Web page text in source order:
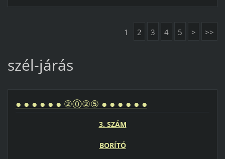
1 2 3 4 5 > >>
szél-járás
● ● ● ● ● ● ②⓪②⑤ ● ● ● ● ● ●
3. SZÁM
BORÍTÓ